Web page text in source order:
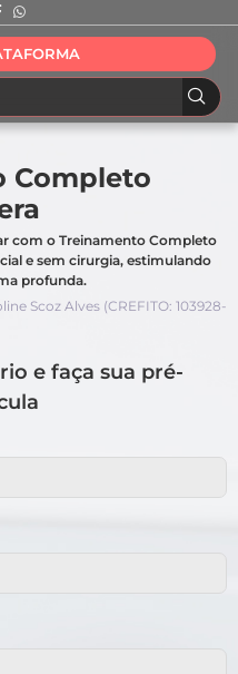
Completo
com o Treinamento Completo
e sem cirurgia, estimulando
profunda.
Scoz Alves (CREFITO: 103928-
e faça sua pré-